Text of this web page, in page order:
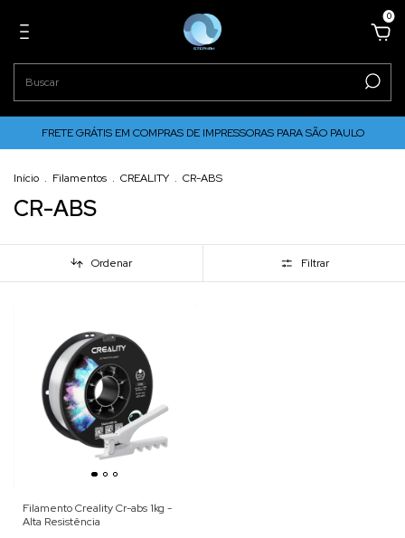
0
FRETE GRÁTIS EM COMPRAS DE IMPRESSORAS PARA SÃO PAULO
Início . Filamentos . CREALITY . CR-ABS
CR-ABS
Ordenar Filtrar
Filamento Creality Cr-abs 1kg -
Alta Resistência